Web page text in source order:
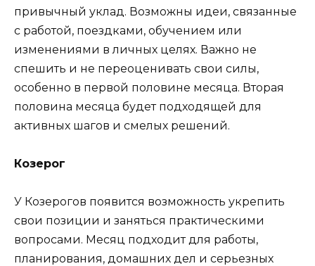
привычный уклад. Возможны идеи, связанные
с работой, поездками, обучением или
изменениями в личных целях. Важно не
спешить и не переоценивать свои силы,
особенно в первой половине месяца. Вторая
половина месяца будет подходящей для
активных шагов и смелых решений.
Козерог
У Козерогов появится возможность укрепить
свои позиции и заняться практическими
вопросами. Месяц подходит для работы,
планирования, домашних дел и серьезных